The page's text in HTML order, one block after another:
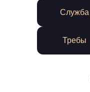
Служба
Требы